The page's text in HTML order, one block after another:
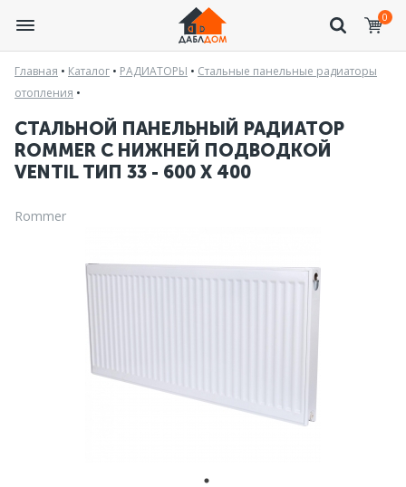
0
Главная • Каталог • РАДИАТОРЫ • Стальные панельные радиаторы
отопления •
СТАЛЬНОЙ ПАНЕЛЬНЫЙ РАДИАТОР
ROMMER С НИЖНЕЙ ПОДВОДКОЙ
VENTIL ТИП 33 - 600 X 400
Rommer